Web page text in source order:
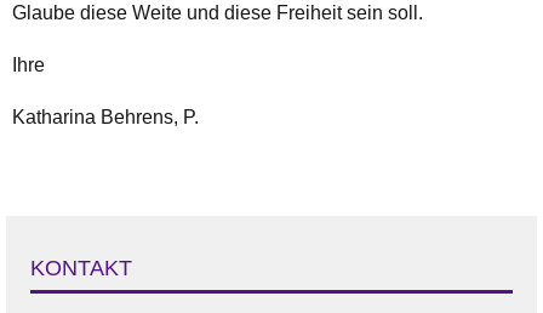
Glaube diese Weite und diese Freiheit sein soll.
Ihre
Katharina Behrens, P.
KONTAKT